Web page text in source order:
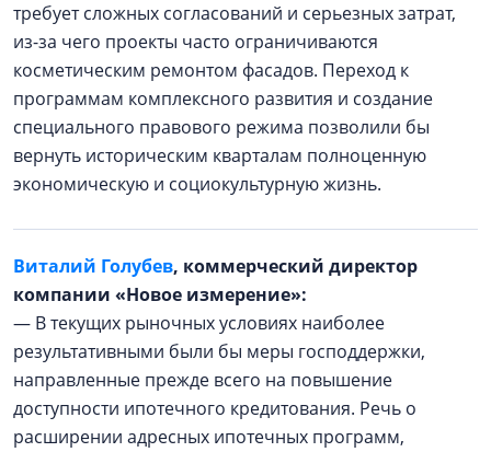
требует сложных согласований и серьезных затрат,
из-за чего проекты часто ограничиваются
косметическим ремонтом фасадов. Переход к
программам комплексного развития и создание
специального правового режима позволили бы
вернуть историческим кварталам полноценную
экономическую и социокультурную жизнь.
Виталий Голубев, коммерческий директор
компании «Новое измерение»:
— В текущих рыночных условиях наиболее
результативными были бы меры господдержки,
направленные прежде всего на повышение
доступности ипотечного кредитования. Речь о
расширении адресных ипотечных программ,